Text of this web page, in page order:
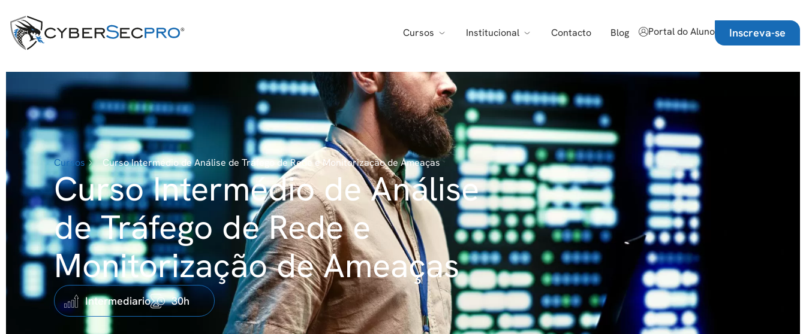
Cursos Institucional Contacto Blog Portal do Aluno Inscreva-se
Cursos Curso Intermédio de Análise de Tráfego de Rede e Monitorização de Ameaças
Curso Intermédio de Análise
de Tráfego de Rede e
Monitorização de Ameaças
Intermediario 30h